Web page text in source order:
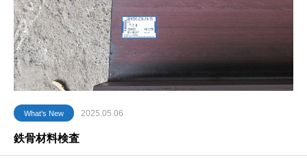
What’s New 2025.05.06
鉄骨材料検査